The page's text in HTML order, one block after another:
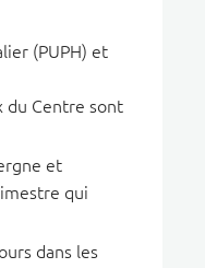
(PUPH) et
du Centre sont
et
qui
dans les